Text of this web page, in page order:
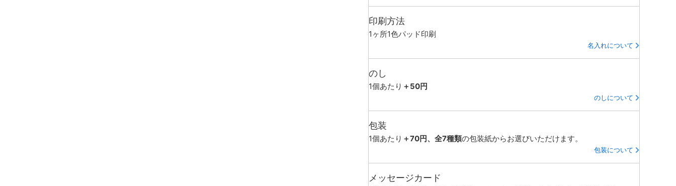
印刷方法
1ヶ所1色パッド印刷
名入れについて
のし
1個あたり ＋50円
のしについて
包装
1個あたり ＋70円、全7種類の包装紙からお選びいただけます。
包装について
メッセージカード